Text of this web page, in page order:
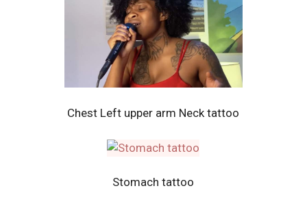
Chest Left upper arm Neck tattoo
Stomach tattoo